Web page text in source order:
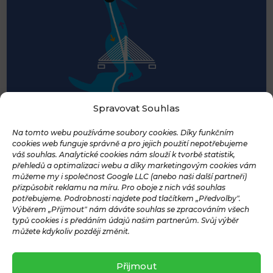
Spravovat Souhlas
Na tomto webu používáme soubory cookies. Díky funkčním
cookies web funguje správně a pro jejich použití nepotřebujeme
váš souhlas. Analytické cookies nám slouží k tvorbě statistik,
přehledů a optimalizaci webu a díky marketingovým cookies vám
můžeme my i společnost Google LLC (anebo naši další partneři)
přizpůsobit reklamu na míru. Pro oboje z nich váš souhlas
potřebujeme. Podrobnosti najdete pod tlačítkem „Předvolby".
Výběrem „Přijmout" nám dáváte souhlas se zpracováním všech
typů cookies i s předáním údajů našim partnerům. Svůj výběr
můžete kdykoliv později změnit.
Přijmout